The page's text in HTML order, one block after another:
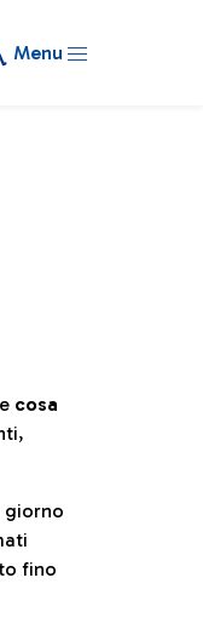
Menu
cosa
giorno
fino